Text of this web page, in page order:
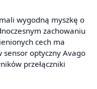
wygodną myszkę o
zachowaniu
cech ma
optyczny Avago
przełączniki